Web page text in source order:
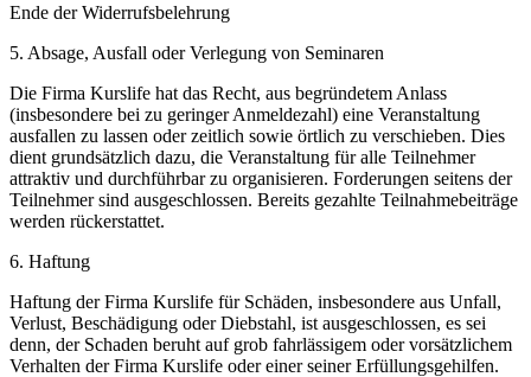
Ende der Widerrufsbelehrung
5. Absage, Ausfall oder Verlegung von Seminaren
Die Firma Kurslife hat das Recht, aus begründetem Anlass
(insbesondere bei zu geringer Anmeldezahl) eine Veranstaltung
ausfallen zu lassen oder zeitlich sowie örtlich zu verschieben. Dies
dient grundsätzlich dazu, die Veranstaltung für alle Teilnehmer
attraktiv und durchführbar zu organisieren. Forderungen seitens der
Teilnehmer sind ausgeschlossen. Bereits gezahlte Teilnahmebeiträge
werden rückerstattet.
6. Haftung
Haftung der Firma Kurslife für Schäden, insbesondere aus Unfall,
Verlust, Beschädigung oder Diebstahl, ist ausgeschlossen, es sei
denn, der Schaden beruht auf grob fahrlässigem oder vorsätzlichem
Verhalten der Firma Kurslife oder einer seiner Erfüllungsgehilfen.